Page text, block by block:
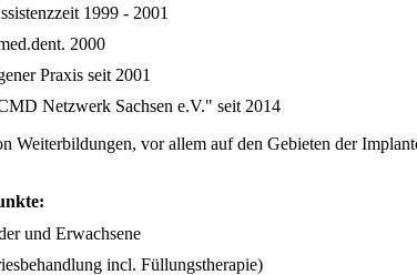
1999 - 2001
2000
Praxis seit 2001
Netzwerk Sachsen e.V." seit 2014
Weiterbildungen, vor allem auf den Gebieten der
und Erwachsene
incl. Füllungstherapie)